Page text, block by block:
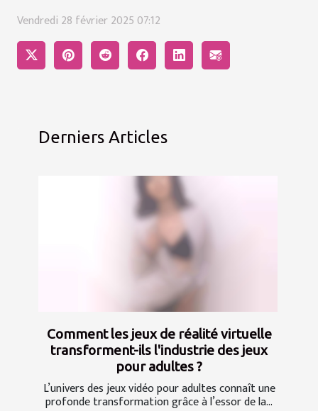
Vendredi 28 février 2025 07:12
Derniers Articles
Comment les jeux de réalité virtuelle
transforment-ils l'industrie des jeux
pour adultes ?
L’univers des jeux vidéo pour adultes connaît une
profonde transformation grâce à l’essor de la...